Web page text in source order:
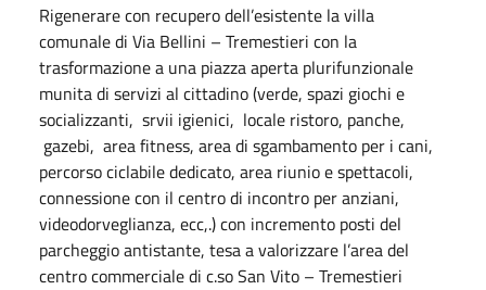
Rigenerare con recupero dell’esistente la villa
comunale di Via Bellini – Tremestieri con la
trasformazione a una piazza aperta plurifunzionale
munita di servizi al cittadino (verde, spazi giochi e
socializzanti, srvii igienici, locale ristoro, panche,
gazebi, area fitness, area di sgambamento per i cani,
percorso ciclabile dedicato, area riunio e spettacoli,
connessione con il centro di incontro per anziani,
videodorveglianza, ecc,.) con incremento posti del
parcheggio antistante, tesa a valorizzare l’area del
centro commerciale di c.so San Vito – Tremestieri